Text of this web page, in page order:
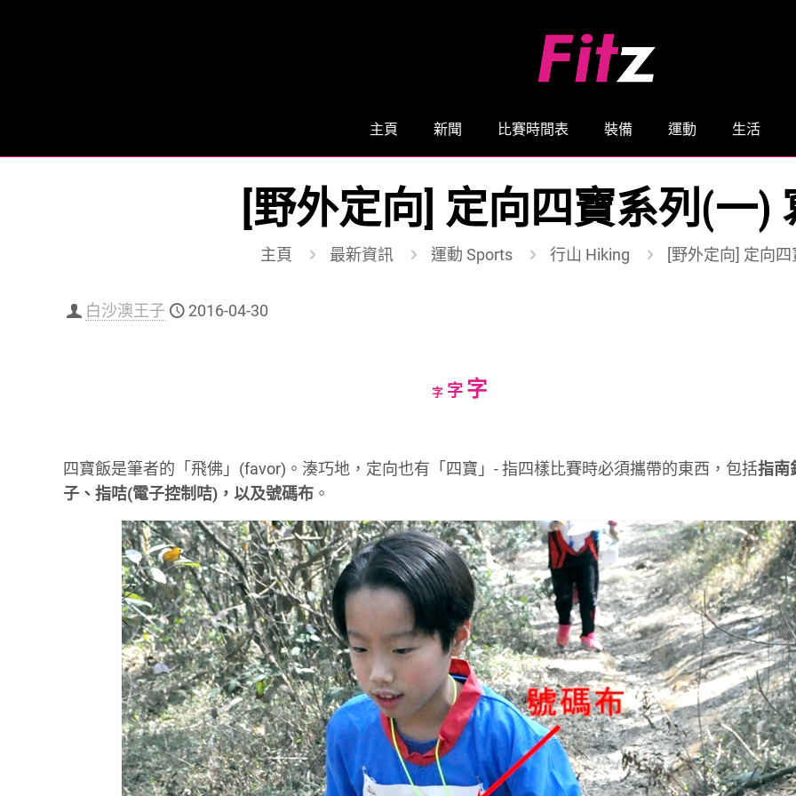
主頁 新聞 比賽時間表 裝備 運動 生活
[野外定向] 定向四寶系列(一)
主頁 最新資訊 運動 Sports 行山 Hiking [野外定向] 定向
白沙澳王子 2016-04-30
字Decrease
字Reset
字Increase
四寶飯是筆者的「飛佛」(favor)。湊巧地，定向也有「四寶」- 指四樣比賽時必須攜帶的東西，包括指南
子、指咭(電子控制咭)，以及號碼布 。